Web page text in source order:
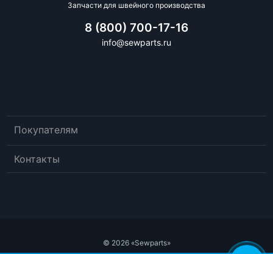
Запчасти для швейного производства
Покупателям
Контакты
8 (800) 700-17-16
info@sewparts.ru
© 2026 «Sewparts»